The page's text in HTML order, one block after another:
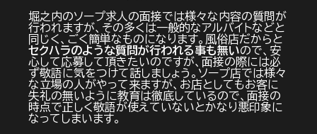
堀之内のソープ求人の面接では様々な内容の質問が
行われますが、その多くは一般的なアルバイトなどと
同じく、ごく簡単なものになります。風俗店だからと
セクハラのような質問が行われる事も無いので、安
心して応募して頂きたいのですが、面接の際には必
ず敬語に気をつけて話しましょう。ソープ店では様々
な立場の人がやって来ますが、お店としてもお客に
失礼の無いように教育は徹底しているので、面接の
時点で正しく敬語が使えていないとかなり悪印象に
なってしまいます。